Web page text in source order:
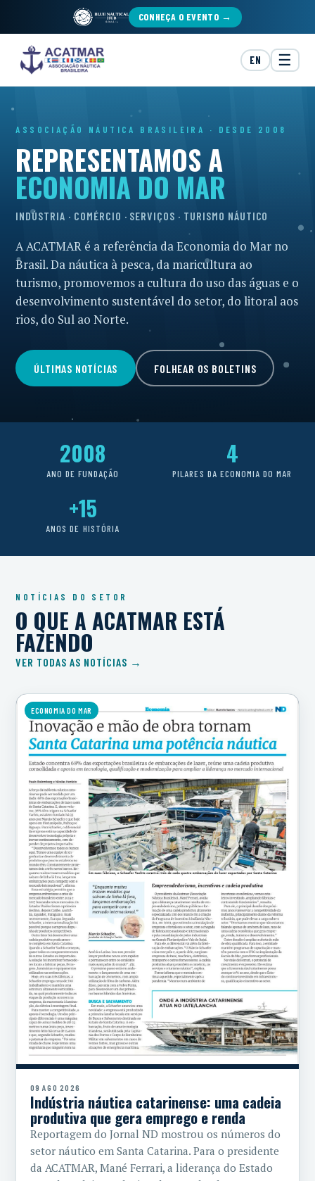
CONHEÇA O EVENTO →
EN ☰
ASSOCIAÇÃO NÁUTICA BRASILEIRA · DESDE 2008
REPRESENTAMOS A
ECONOMIA DO MAR
INDÚSTRIA · COMÉRCIO · SERVIÇOS · TURISMO NÁUTICO
A ACATMAR é a referência da Economia do Mar no
Brasil. Da náutica à pesca, da maricultura ao
turismo, promovemos a cultura do uso das águas e o
desenvolvimento sustentável do setor, do litoral aos
rios, do Sul ao Norte.
ÚLTIMAS NOTÍCIAS FOLHEAR OS BOLETINS
2008
ANO DE FUNDAÇÃO
4
PILARES DA ECONOMIA DO MAR
+15
ANOS DE HISTÓRIA
NOTÍCIAS DO SETOR
O QUE A ACATMAR ESTÁ
FAZENDO
VER TODAS AS NOTÍCIAS →
ECONOMIA DO MAR
09 AGO 2026
Indústria náutica catarinense: uma cadeia
produtiva que gera emprego e renda
Reportagem do Jornal ND mostrou os números do
setor náutico em Santa Catarina. Para o presidente
da ACATMAR, Mané Ferrari, a liderança do Estado